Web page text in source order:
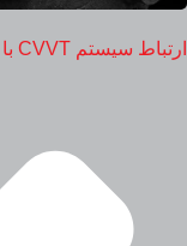
ارتباط سیستم CVVT با تنظیم موتور خودروهای داخلی و چینی